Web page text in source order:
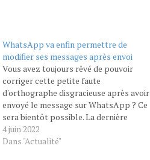
WhatsApp va enfin permettre de
modifier ses messages après envoi
Vous avez toujours rêvé de pouvoir
corriger cette petite faute
d'orthographe disgracieuse après avoir
envoyé le message sur WhatsApp ? Ce
sera bientôt possible. La dernière
version bêta de l'application accueille
enfin un bouton Éditer qui apparaît en
4 juin 2022
Dans "Actualité"